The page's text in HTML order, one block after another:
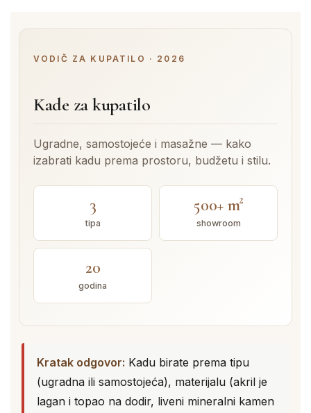
VODIČ ZA KUPATILO · 2026
Kade za kupatilo
Ugradne, samostojeće i masažne — kako
izabrati kadu prema prostoru, budžetu i stilu.
3
tipa
500+ m²
showroom
20
godina
Kratak odgovor: Kadu birate prema tipu
(ugradna ili samostojeća), materijalu (akril je
lagan i topao na dodir, liveni mineralni kamen